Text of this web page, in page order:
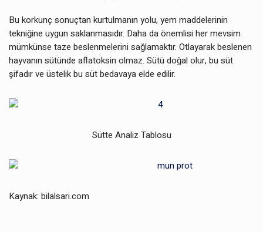
Bu korkunç sonuçtan kurtulmanın yolu, yem maddelerinin
tekniğine uygun saklanmasıdır. Daha da önemlisi her mevsim
mümkünse taze beslenmelerini sağlamaktır. Otlayarak beslenen
hayvanın sütünde aflatoksin olmaz. Sütü doğal olur, bu süt
şifadır ve üstelik bu süt bedavaya elde edilir.
Sütte Analiz Tablosu
Kaynak: bilalsari.com